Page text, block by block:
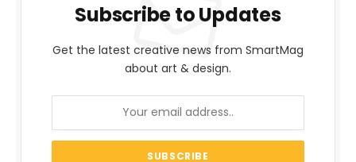
Subscribe to Updates
Get the latest creative news from SmartMag
about art & design.